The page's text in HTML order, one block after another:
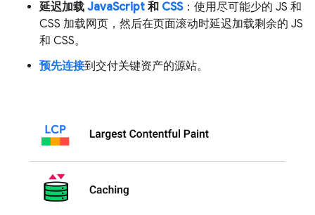
延迟加载 JavaScript 和 CSS：使用尽可能少的 JS 和
CSS 加载网页，然后在页面滚动时延迟加载剩余的 JS
和 CSS。
预先连接到交付关键资产的源站。